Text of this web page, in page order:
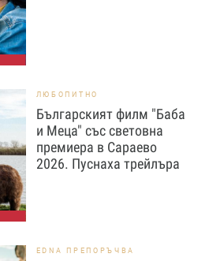
ЛЮБОПИТНО
Българският филм "Баба
и Меца" със световна
премиера в Сараево
2026. Пуснаха трейлъра
EDNA ПРЕПОРЪЧВА